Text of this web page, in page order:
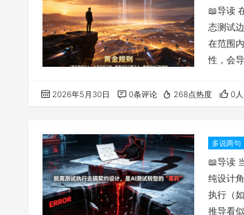
堵护
📖导读
态测试
在范围
性，会
执行，
化建议
2026年5月30日 0条评论 268点热度 0
多说两句
“毒药”
📖导读
纯设计
执行（
推导看